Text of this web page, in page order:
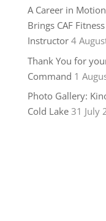
A Career in
Brings CAF
Instructor 4
Thank You for
Command 1
Photo Gallery:
Cold Lake 31 July